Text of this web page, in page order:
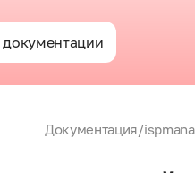
документации
Документация/